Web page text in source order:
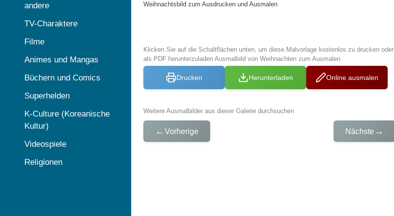
Weihnachtsbild zum Ausdrucken und Ausmalen
Klicken Sie auf die Schaltflächen unten, um diese Malvorlage kostenlos zu drucken oder
als PDF herunterzuladen Ausmalbild von Weihnachten zum Ausmalen
Drucken Herunterladen Online ausmalen
Weitere Ausmalbilder aus dieser Galerie durchsuchen
← Vorherige Nächste →
andere
TV-Charaktere
Filme
Animes und Mangas
Büchern und Comics
Superhelden
K-Culture (Koreanische
Kultur)
Videospiele
Religionen